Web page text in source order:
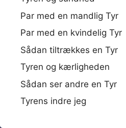
Par med en mandlig Tyr
Par med en kvindelig Tyr
Sådan tiltrækkes en Tyr
Tyren og kærligheden
Sådan ser andre en Tyr
Tyrens indre jeg